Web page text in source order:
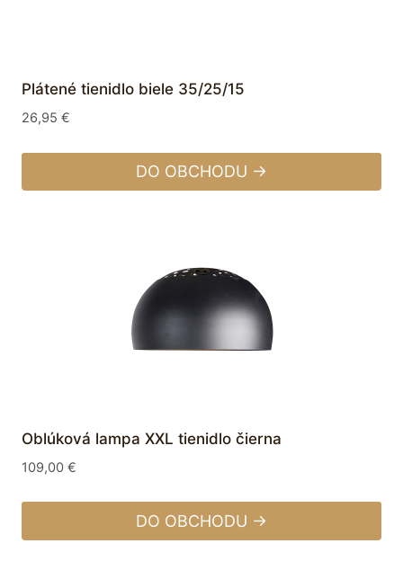
Plátené tienidlo biele 35/25/15
26,95 €
DO OBCHODU →
Oblúková lampa XXL tienidlo čierna
109,00 €
DO OBCHODU →